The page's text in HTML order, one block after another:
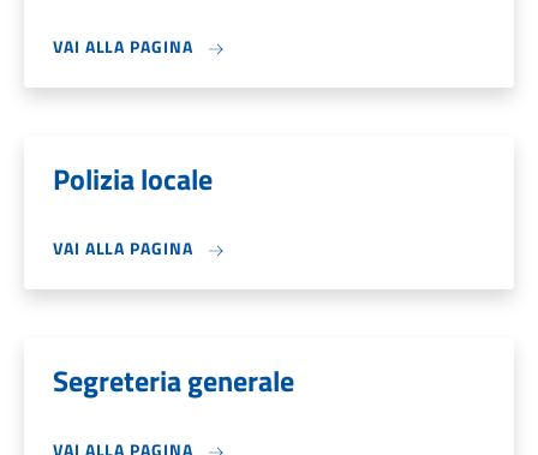
VAI ALLA PAGINA
Polizia locale
VAI ALLA PAGINA
Segreteria generale
VAI ALLA PAGINA